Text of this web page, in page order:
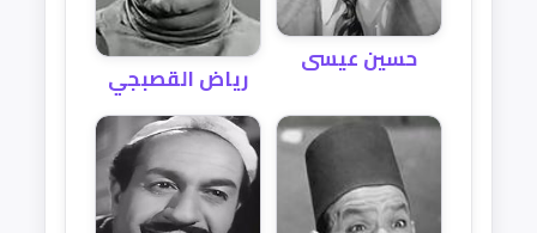
حسين عيسى
رياض القصبجي